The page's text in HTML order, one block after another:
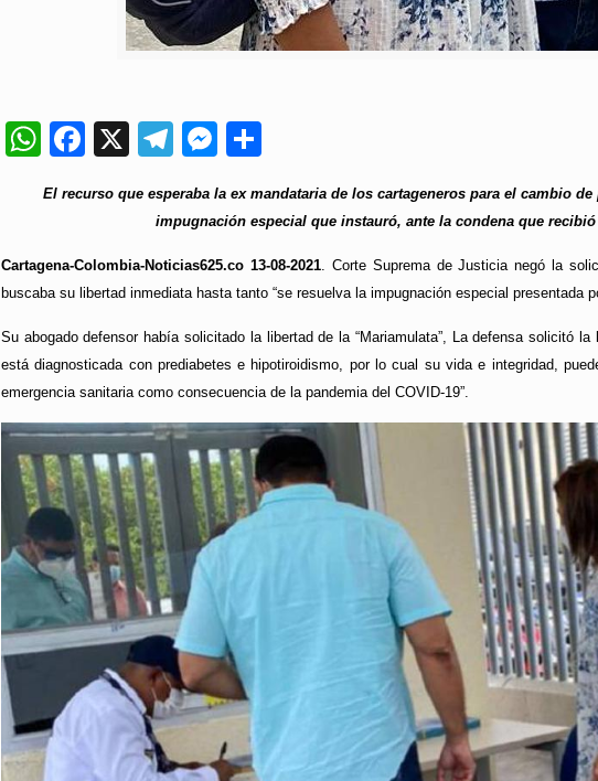
WhatsApp
Facebook
X Telegram
Messenger
El recurso que esperaba la ex mandataria de los cartageneros para el cambio
impugnación especial que instauró, ante la condena que
Cartagena-Colombia-Noticias625.co 13-08-2021. Corte Suprema de Justicia negó la
buscaba su libertad inmediata hasta tanto “se resuelva la impugnación especial presentada
Su abogado defensor había solicitado la libertad de la “Mariamulata”, La defensa solicitó
está diagnosticada con prediabetes e hipotiroidismo, por lo cual su vida e integridad,
emergencia sanitaria como consecuencia de la pandemia del COVID-19”.